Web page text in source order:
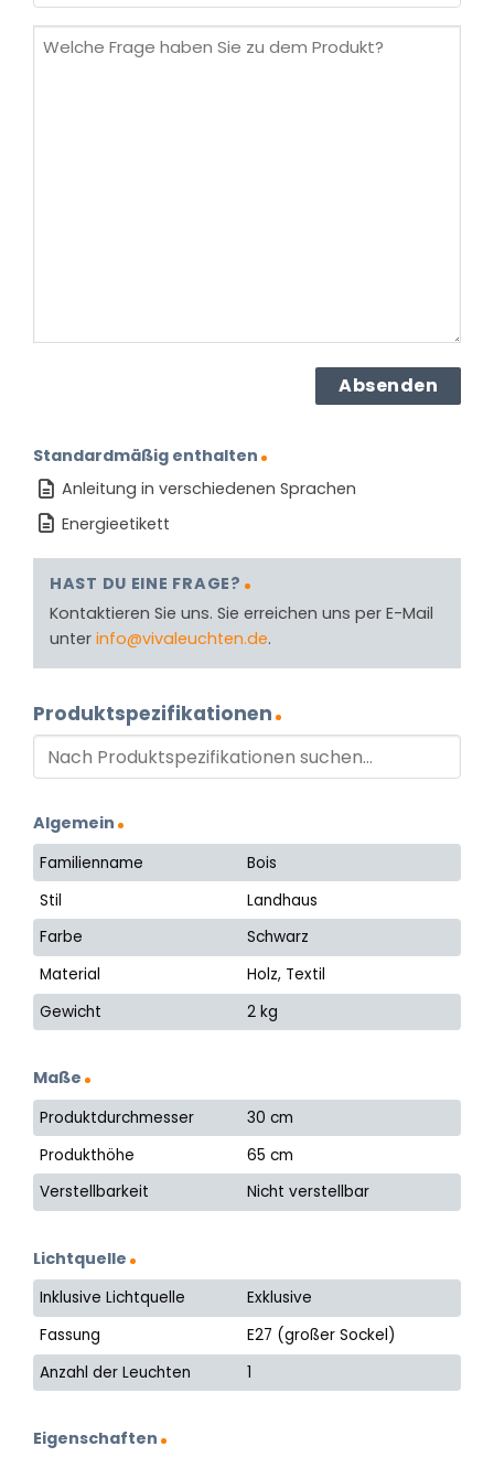
Welche
Standardmäßig enthalten
Anleitung in verschiedenen Sprachen
Energieetikett
HAST DU EINE FRAGE?
Kontaktieren Sie uns. Sie erreichen uns per E-Mail
unter info@vivaleuchten.de.
Produktspezifikationen
Algemein
Familienname
Bois
Stil
Landhaus
Farbe
Schwarz
Material
Holz, Textil
Gewicht
2 kg
Maße
Produktdurchmesser
30 cm
Produkthöhe
65 cm
Verstellbarkeit
Nicht verstellbar
Lichtquelle
Inklusive Lichtquelle
Exklusive
Fassung
E27 (großer Sockel)
Anzahl der Leuchten
1
Eigenschaften